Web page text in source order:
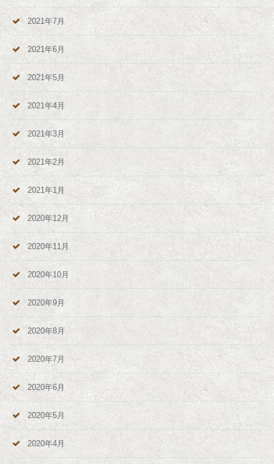
2021年7月
2021年6月
2021年5月
2021年4月
2021年3月
2021年2月
2021年1月
2020年12月
2020年11月
2020年10月
2020年9月
2020年8月
2020年7月
2020年6月
2020年5月
2020年4月